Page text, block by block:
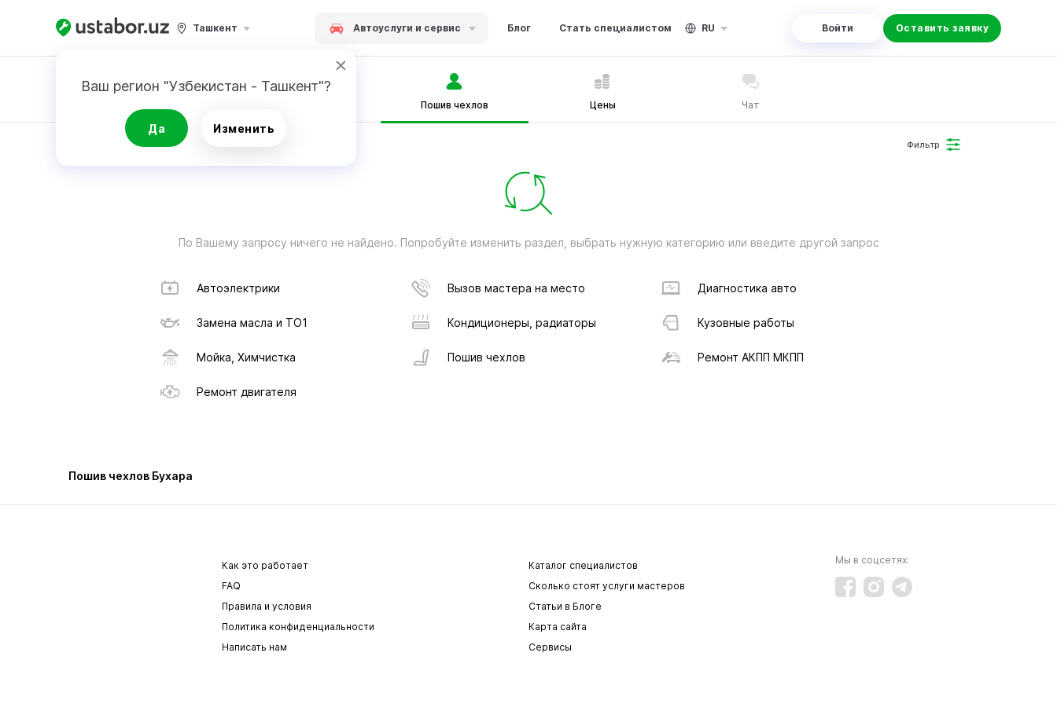
Ташкент Автоуслуги и сервис Блог Стать специалистом RU Войти Оставить заявку
Ваш регион "Узбекистан - Ташкент"?
Да Изменить
Пошив чехлов Цены Чат
РЕЗУЛЬТАТ Фильтр
По Вашему запросу ничего не найдено. Попробуйте изменить раздел, выбрать нужную категорию или введите другой запрос
Автоэлектрики Вызов мастера на место Диагностика авто
Замена масла и ТО1 Кондиционеры, радиаторы Кузовные работы
Мойка, Химчистка Пошив чехлов Ремонт АКПП МКПП
Ремонт двигателя
Пошив чехлов Бухара
Как это работает
Каталог специалистов
FAQ
Сколько стоят услуги мастеров
Правила и условия
Статьи в Блоге
Политика конфиденциальности
Карта сайта
Написать нам
Сервисы
Мы в соцсетях: